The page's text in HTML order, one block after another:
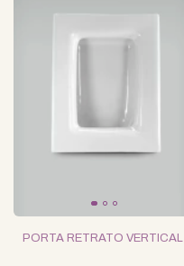
PORTA RETRATO VERTICAL